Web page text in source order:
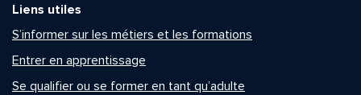
Liens utiles
S’informer sur les métiers et les formations
Entrer en apprentissage
Se qualifier ou se former en tant qu’adulte